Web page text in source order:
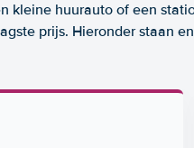
kleine huurauto of een
prijs. Hieronder staan